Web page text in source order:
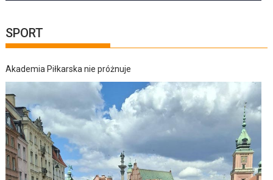
SPORT
Akademia Piłkarska nie próżnuje